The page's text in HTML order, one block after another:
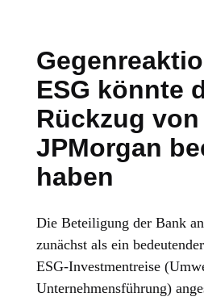
ESG könnte
Rückzug von
JPMorgan
haben
Die Beteiligung der Bank
zunächst als ein
ESG-Investmentreise
Unternehmensführung)